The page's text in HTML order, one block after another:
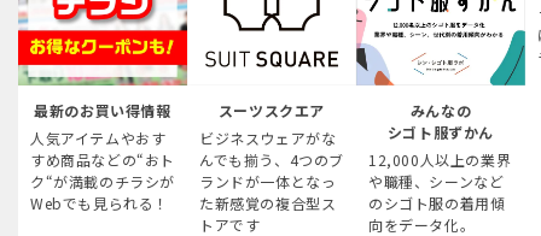
最新のお買い得情報
人気アイテムやおす
すめ商品などの“おト
ク“が満載のチラシが
Webでも見られる！
スーツスクエア
ビジネスウェアがな
んでも揃う、4つのブ
ランドが一体となっ
た新感覚の複合型ス
トアです
みんなの
シゴト服ずかん
12,000人以上の業界
や職種、シーンなど
のシゴト服の着用傾
向をデータ化。